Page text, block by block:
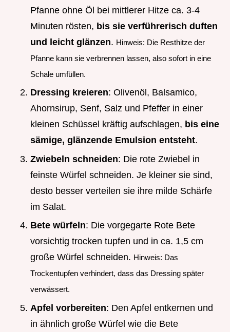
Pfanne ohne Öl bei mittlerer Hitze ca. 3-4
Minuten rösten, bis sie verführerisch duften
und leicht glänzen. Hinweis: Die Resthitze der
Pfanne kann sie verbrennen lassen, also sofort in eine
Schale umfüllen.
Dressing kreieren: Olivenöl, Balsamico,
Ahornsirup, Senf, Salz und Pfeffer in einer
kleinen Schüssel kräftig aufschlagen, bis eine
sämige, glänzende Emulsion entsteht.
Zwiebeln schneiden: Die rote Zwiebel in
feinste Würfel schneiden. Je kleiner sie sind,
desto besser verteilen sie ihre milde Schärfe
im Salat.
Bete würfeln: Die vorgegarte Rote Bete
vorsichtig trocken tupfen und in ca. 1,5 cm
große Würfel schneiden. Hinweis: Das
Trockentupfen verhindert, dass das Dressing später
verwässert.
Apfel vorbereiten: Den Apfel entkernen und
in ähnlich große Würfel wie die Bete